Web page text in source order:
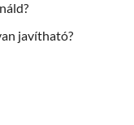
javítható?